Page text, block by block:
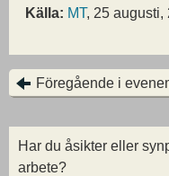
Källa: MT, 25 augusti,
Föregående i
Har du åsikter eller
arbete?